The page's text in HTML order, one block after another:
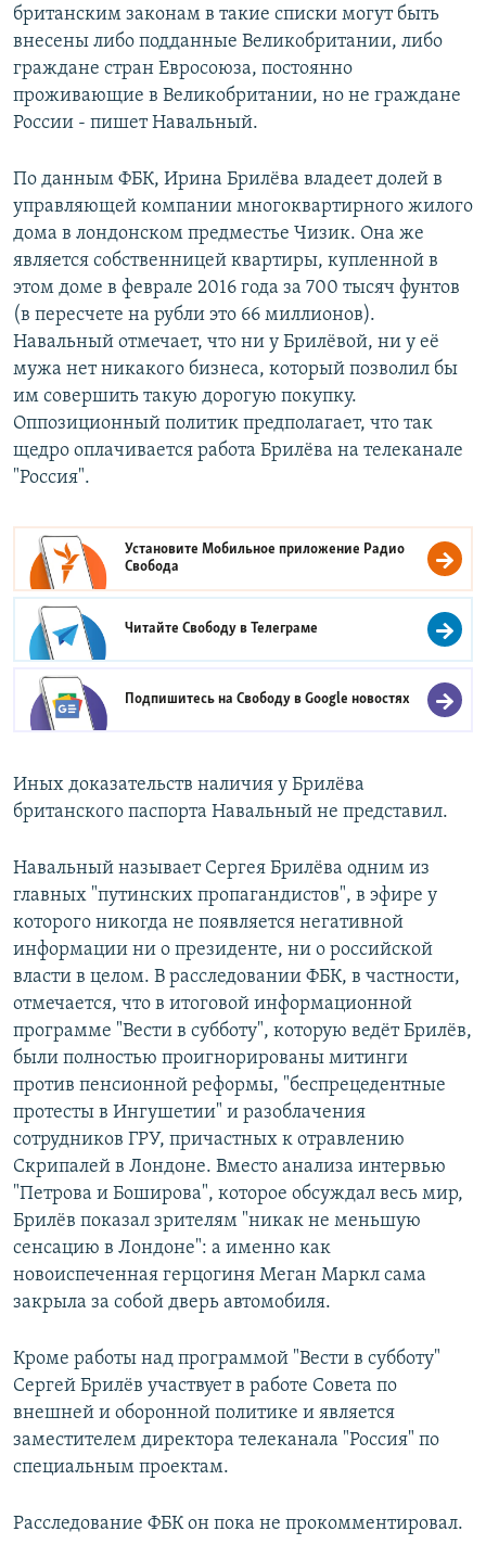
британским законам в такие списки могут быть
внесены либо подданные Великобритании, либо
граждане стран Евросоюза, постоянно
проживающие в Великобритании, но не граждане
России - пишет Навальный.
По данным ФБК, Ирина Брилёва владеет долей в
управляющей компании многоквартирного жилого
дома в лондонском предместье Чизик. Она же
является собственницей квартиры, купленной в
этом доме в феврале 2016 года за 700 тысяч фунтов
(в пересчете на рубли это 66 миллионов).
Навальный отмечает, что ни у Брилёвой, ни у её
мужа нет никакого бизнеса, который позволил бы
им совершить такую дорогую покупку.
Оппозиционный политик предполагает, что так
щедро оплачивается работа Брилёва на телеканале
"Россия".
Установите Мобильное приложение Радио
Свобода
Читайте Свободу вТелеграме
Подпишитесь на Свободу вGoogle новостях
Иных доказательств наличия у Брилёва
британского паспорта Навальный не представил.
Навальный называет Сергея Брилёва одним из
главных "путинских пропагандистов", в эфире у
которого никогда не появляется негативной
информации ни о президенте, ни о российской
власти в целом. В расследовании ФБК, в частности,
отмечается, что в итоговой информационной
программе "Вести в субботу", которую ведёт Брилёв,
были полностью проигнорированы митинги
против пенсионной реформы, "беспрецедентные
протесты в Ингушетии" и разоблачения
сотрудников ГРУ, причастных к отравлению
Скрипалей в Лондоне. Вместо анализа интервью
"Петрова и Боширова", которое обсуждал весь мир,
Брилёв показал зрителям "никак не меньшую
сенсацию в Лондоне": а именно как
новоиспеченная герцогиня Меган Маркл сама
закрыла за собой дверь автомобиля.
Кроме работы над программой "Вести в субботу"
Сергей Брилёв участвует в работе Совета по
внешней и оборонной политике и является
заместителем директора телеканала "Россия" по
специальным проектам.
Расследование ФБК он пока не прокомментировал.​